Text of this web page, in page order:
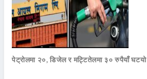
पेट्रोलमा २०, डिजेल र मट्टितेलमा ३० रुपैयाँ घटयो